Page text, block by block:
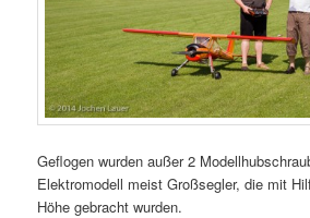
Geflogen wurden außer 2
Elektromodell meist Großsegler, die mit
Höhe gebracht wurden.